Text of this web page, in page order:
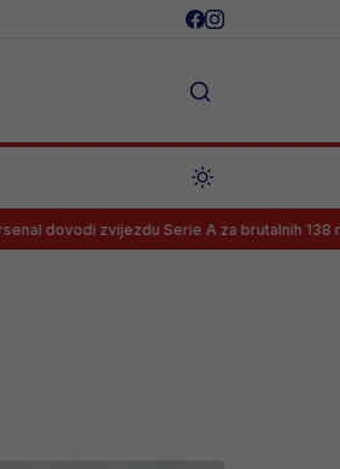
Serie A za brutalnih 138 mil. eura?!